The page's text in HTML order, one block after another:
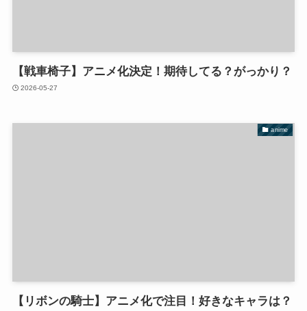
【戦車椅子】アニメ化決定！期待してる？がっかり？
2026-05-27
anime
【リボンの騎士】アニメ化で注目！好きなキャラは？